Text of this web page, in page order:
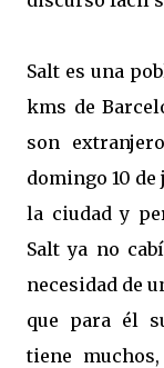
Salt es una
kms de
son
domingo 10 de
la ciudad y
Salt ya no
necesidad de
que para él
tiene